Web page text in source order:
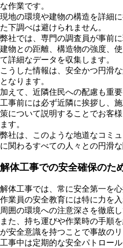
な作業です。
現地の環境や建物の構造を詳細
た下調べは避けられません。
弊社では、専門の調査員が事前
建物との距離、構造物の強度、
て詳細なデータを収集します。
こうした情報は、安全かつ円滑
となります。
加えて、近隣住民への配慮も重要
工事前には必ず近隣に挨拶し、
策について説明することでお客
ます。
弊社は、このような地道なコミ
に関わるすべての人々との円滑
解体工事での安全確保のた
解体工事では、常に安全第一を心
作業員の安全教育には特に力を
周囲の環境への注意深さを徹底し
また、持ち運びや作業時の手順
が安全意識を持つことで事故のリ
工事中は定期的な安全パトロー